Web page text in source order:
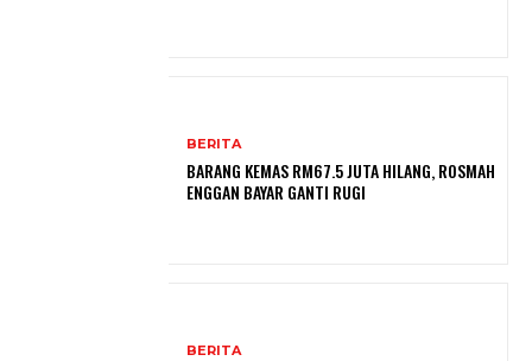
BERITA
BARANG KEMAS RM67.5 JUTA HILANG, ROSMAH
ENGGAN BAYAR GANTI RUGI
BERITA